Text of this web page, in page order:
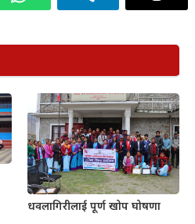
धवलागिरीलाई पूर्ण खोप घोषणा